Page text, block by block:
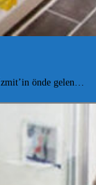
önde gelen…